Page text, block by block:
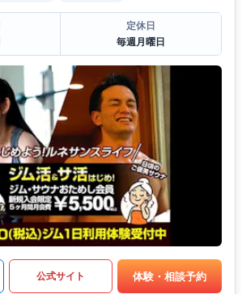
定休日
毎週月曜日
公式サイト 体験・相談予約